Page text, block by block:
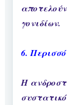
γονιδίων.
6.
Η